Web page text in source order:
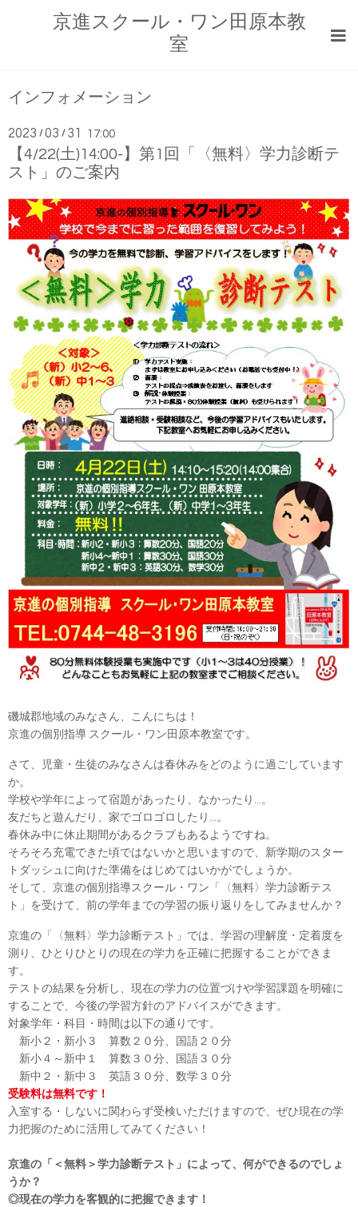
京進スクール・ワン田原本教
室
インフォメーション
2023 /03 / 31 17:00
【4/22(土)14:00-】第1回「〈無料〉学力診断テ
スト」のご案内
磯城郡地域のみなさん、こんにちは！
京進の個別指導 スクール・ワン田原本教室です。
さて、児童・生徒のみなさんは春休みをどのように過ごしています
か。
学校や学年によって宿題があったり、なかったり…。
友だちと遊んだり、家でゴロゴロしたり…。
春休み中に休止期間があるクラブもあるようですね。
そろそろ充電できた頃ではないかと思いますので、新学期のスター
トダッシュに向けた準備をはじめてはいかがでしょうか。
そして、京進の個別指導スクール・ワン「〈無料〉学力診断テス
ト」を受けて、前の学年までの学習の振り返りをしてみませんか？
京進の「〈無料〉学力診断テスト」では、学習の理解度・定着度を
測り、ひとりひとりの現在の学力を正確に把握することができま
す。
テストの結果を分析し、現在の学力の位置づけや学習課題を明確に
することで、今後の学習方針のアドバイスができます。
対象学年・科目・時間は以下の通りです。
新小２・新小３ 算数２０分、国語２０分
新小４～新中１ 算数３０分、国語３０分
新中２・新中３ 英語３０分、数学３０分
受験料は無料です！
入室する・しないに関わらず受検いただけますので、ぜひ現在の学
力把握のために活用してみてください！
京進の「＜無料＞学力診断テスト」によって、何ができるのでしょ
うか？
◎現在の学力を客観的に把握できます！